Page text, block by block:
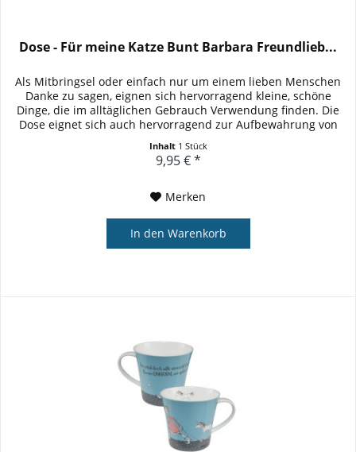
Dose - Für meine Katze Bunt Barbara Freundlieb...
Als Mitbringsel oder einfach nur um einem lieben Menschen
Danke zu sagen, eignen sich hervorragend kleine, schöne
Dinge, die im alltäglichen Gebrauch Verwendung finden. Die
Dose eignet sich auch hervorragend zur Aufbewahrung von
Inhalt 1 Stück
9,95 € *
Merken
In den Warenkorb